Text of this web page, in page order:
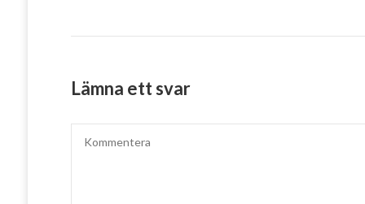
Lämna ett svar